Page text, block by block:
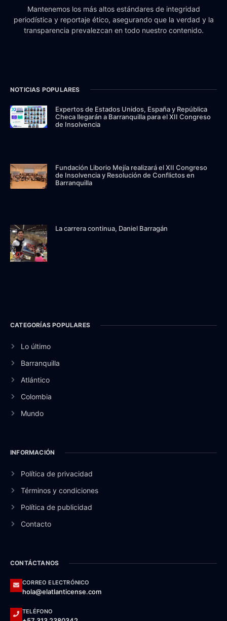
Mantenemos los más altos estándares de integridad
periodística y reportaje ético, asegurando que la verdad y la
transparencia prevalezcan en todo nuestro contenido.
NOTICIAS POPULARES
Expertos de Estados Unidos, España y República
Checa llegarán a Barranquilla para el XII Congreso
de Insolvencia
Fundación Liborio Mejía realizará el XII Congreso
de Insolvencia y Resolución de Conflictos en
Barranquilla
La carrera continua, Daniel Barragán
CATEGORÍAS POPULARES
Lo último
Barranquilla
Atlántico
Colombia
Mundo
INFORMACIÓN
Política de privacidad
Términos y condiciones
Política de publicidad
Contacto
CONTÁCTANOS
CORREO ELECTRÓNICO
hola@elatlanticense.com
TELÉFONO